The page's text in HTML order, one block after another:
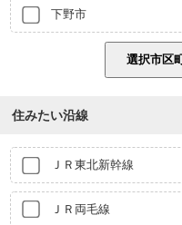
下野市
住みたい沿線
ＪＲ東北新幹線
ＪＲ両毛線